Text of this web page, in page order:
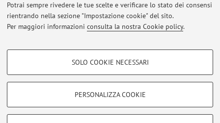
Potrai sempre rivedere le tue scelte e verificare lo stato dei consensi
rientrando nella sezione "Impostazione cookie" del sito.
Per maggiori informazioni consulta la nostra Cookie policy.
COOKIE DI PROFILAZIONE - FACOLTATIVI
SOLO COOKIE NECESSARI
PERSONALIZZA COOKIE
Al momento non sono presenti avvisi.
Area riservata
Accedi tramiteloginper gestire tutti i contenuti del sito.